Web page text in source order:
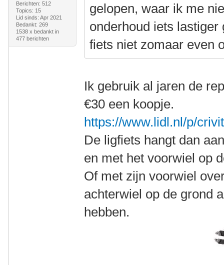
Berichten: 512
Topics: 15
Lid sinds: Apr 2021
Bedankt: 269
1538 x bedankt in
477 berichten
gelopen, waar ik me
onderhoud iets
fiets niet zomaar even
Ik gebruik al jaren de
€30 een koopje.
https://www.lidl.nl/p/
De ligfiets hangt dan
en met het voorwiel op
Of met zijn voorwiel
achterwiel op de grond
hebben.